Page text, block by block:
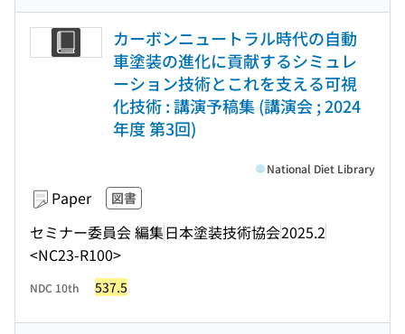
カーボンニュートラル時代の自動
車塗装の進化に貢献するシミュレ
ーション技術とこれを支える可視
化技術 : 講演予稿集 (講演会 ; 2024
年度 第3回)
Paper 図書
セミナー委員会 編集日本塗装技術協会2025.2
<NC23-R100>
National Diet Library
NDC 10th 537.5